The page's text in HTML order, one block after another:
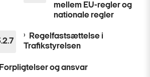
mellem EU-regler og
nationale regler
Regelfastsættelse i
Trafikstyrelsen
Forpligtelser og ansvar